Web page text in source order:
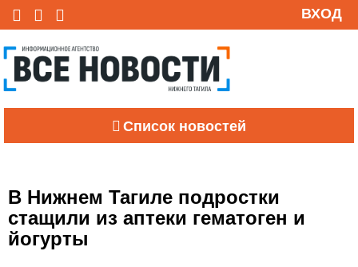
ВХОД
Список новостей
В Нижнем Тагиле подростки
стащили из аптеки гематоген и
йогурты